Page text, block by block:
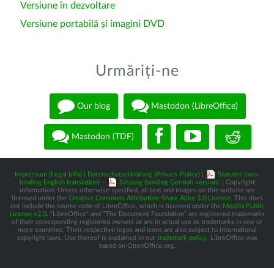
Versiune în dezvoltare
Versiune portabilă și imagini DVD
Urmăriți-ne
Our blog Mastodon (LibreOffice)
Mastodon (TDF)
Impressum (Legal Info) Datenschutzerklärung (Privacy Policy)
Statutes (non-
binding English translation) - Satzung (binding German version)
| Copyright
information: Unless otherwise specified, all text and images on this website are
licensed under the Creative Commons Attribution-Share Alike 3.0 License. This does
not include the source code of LibreOffice, which is licensed under the Mozilla Public
License v2.0 . “LibreOffice” and “The Document Foundation” are registered trademarks
of their corresponding registered owners or are in actual use as trademarks in one or
more countries. Their respective logos and icons are also subject to international
copyright laws. Use thereof is explained in our trademark policy. LibreOffice was
based on OpenOffice.org.